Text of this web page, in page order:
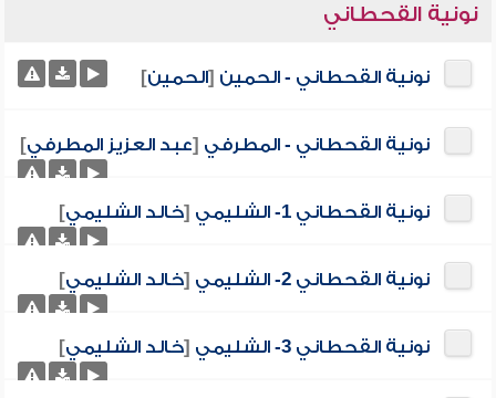
نونية القحطاني
نونية القحطاني - الحمين [الحمين]
نونية القحطاني - المطرفي [عبد العزيز المطرفي]
نونية القحطاني 1- الشليمي [خالد الشليمي]
نونية القحطاني 2- الشليمي [خالد الشليمي]
نونية القحطاني 3- الشليمي [خالد الشليمي]